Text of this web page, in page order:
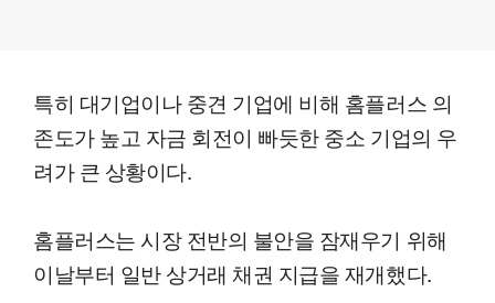
특히 대기업이나 중견 기업에 비해 홈플러스 의
존도가 높고 자금 회전이 빠듯한 중소 기업의 우
려가 큰 상황이다.
홈플러스는 시장 전반의 불안을 잠재우기 위해
이날부터 일반 상거래 채권 지급을 재개했다.